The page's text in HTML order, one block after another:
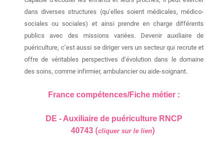
dans diverses structures (qu’elles soient médicales, médico-
sociales ou sociales) et ainsi prendre en charge différents
publics avec des missions variées. Devenir auxiliaire de
puériculture, c’est aussi se diriger vers un secteur qui recrute et
offre de véritables perspectives d’évolution dans le domaine
des soins, comme infirmier, ambulancier ou aide-soignant.
France compétences/Fiche métier :
DE - Auxiliaire de puériculture RNCP
40743 (cliquer sur le lien)